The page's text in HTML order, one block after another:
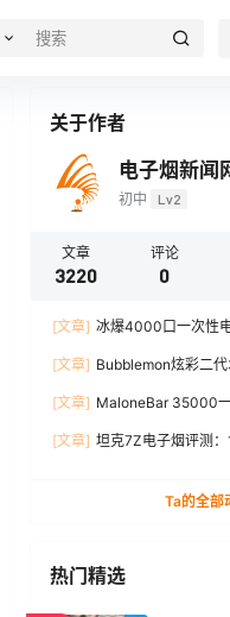
关于作者
电子烟新闻
初中 Lv2
文章
3220
评论
0
[文章] 冰爆4000口一次性
[文章] Bubblemon炫彩二
[文章] MaloneBar 35000
[文章] 坦克7Z电子烟评测
Ta的全部
热门精选